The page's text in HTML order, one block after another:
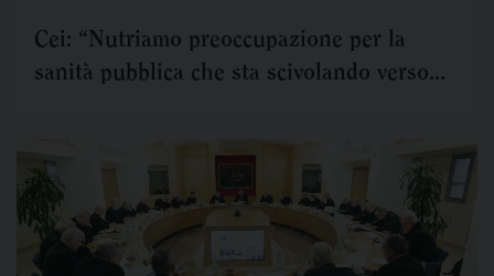
Cei: “Nutriamo preoccupazione per la
sanità pubblica che sta scivolando verso